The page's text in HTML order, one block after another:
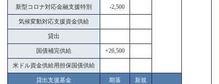
新型コロナ対応金融支援特別 -2,500
気候変動対応支援資金供給
貸出
国債補完供給 +26,500
米ドル資金供給用担保国債供給
貸出支援基金 期落 新規